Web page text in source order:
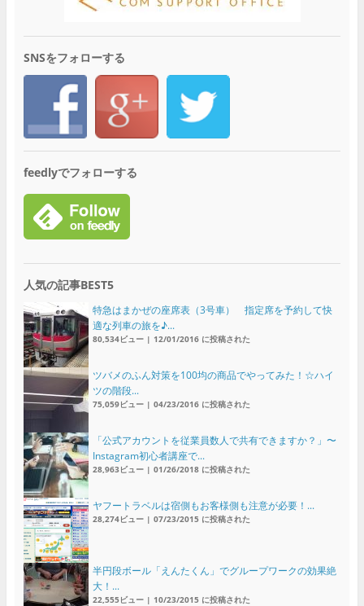
SNSをフォローする
feedlyでフォローする
人気の記事BEST5
特急はまかぜの座席表（3号車） 指定席を予約して快
適な列車の旅を♪...
80,534ビュー| 12/01/2016 に投稿された
ツバメのふん対策を100均の商品でやってみた！☆ハイ
ツの階段...
75,059ビュー| 04/23/2016 に投稿された
「公式アカウントを従業員数人で共有できますか？」〜
Instagram初心者講座で...
28,963ビュー| 01/26/2018 に投稿された
ヤフートラベルは宿側もお客様側も注意が必要！...
28,274ビュー| 07/23/2015 に投稿された
半円段ボール「えんたくん」でグループワークの効果絶
大！...
22,555ビュー| 10/23/2015 に投稿された